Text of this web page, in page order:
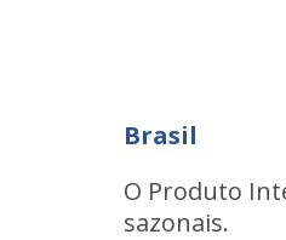
Brasil
O Produto
sazonais.